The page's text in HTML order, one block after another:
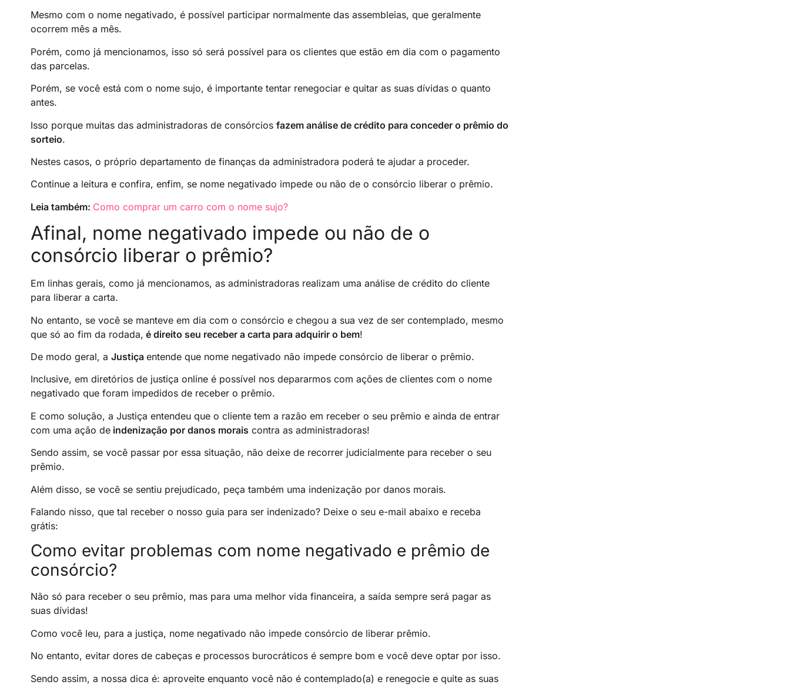
Mesmo com o nome negativado, é possível participar normalmente das assembleias, que geralmente
ocorrem mês a mês.
Porém, como já mencionamos, isso só será possível para os clientes que estão em dia com o pagamento
das parcelas.
Porém, se você está com o nome sujo, é importante tentar renegociar e quitar as suas dívidas o quanto
antes.
Isso porque muitas das administradoras de consórcios fazem análise de crédito para conceder o prêmio do
sorteio.
Nestes casos, o próprio departamento de finanças da administradora poderá te ajudar a proceder.
Continue a leitura e confira, enfim, se nome negativado impede ou não de o consórcio liberar o prêmio.
Leia também: Como comprar um carro com o nome sujo?
Afinal, nome negativado impede ou não de o
consórcio liberar o prêmio?
Em linhas gerais, como já mencionamos, as administradoras realizam uma análise de crédito do cliente
para liberar a carta.
No entanto, se você se manteve em dia com o consórcio e chegou a sua vez de ser contemplado, mesmo
que só ao fim da rodada, é direito seu receber a carta para adquirir o bem!
De modo geral, a Justiça entende que nome negativado não impede consórcio de liberar o prêmio.
Inclusive, em diretórios de justiça online é possível nos depararmos com ações de clientes com o nome
negativado que foram impedidos de receber o prêmio.
E como solução, a Justiça entendeu que o cliente tem a razão em receber o seu prêmio e ainda de entrar
com uma ação de indenização por danos morais contra as administradoras!
Sendo assim, se você passar por essa situação, não deixe de recorrer judicialmente para receber o seu
prêmio.
Além disso, se você se sentiu prejudicado, peça também uma indenização por danos morais.
Falando nisso, que tal receber o nosso guia para ser indenizado? Deixe o seu e-mail abaixo e receba
grátis:
Como evitar problemas com nome negativado e prêmio de
consórcio?
Não só para receber o seu prêmio, mas para uma melhor vida financeira, a saída sempre será pagar as
suas dívidas!
Como você leu, para a justiça, nome negativado não impede consórcio de liberar prêmio.
No entanto, evitar dores de cabeças e processos burocráticos é sempre bom e você deve optar por isso.
Sendo assim, a nossa dica é: aproveite enquanto você não é contemplado(a) e renegocie e quite as suas